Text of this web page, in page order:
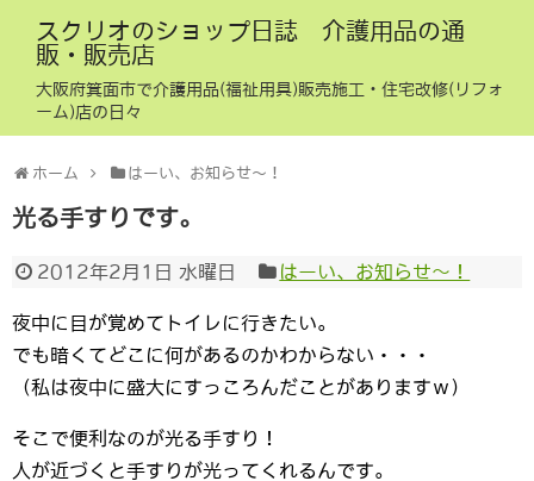
スクリオのショップ日誌 介護用品の通
販・販売店
大阪府箕面市で介護用品(福祉用具)販売施工・住宅改修(リフォ
ーム)店の日々
ホーム はーい、お知らせ〜！
光る手すりです。
2012年2月1日 水曜日 はーい、お知らせ〜！
夜中に目が覚めてトイレに行きたい。
でも暗くてどこに何があるのかわからない・・・
（私は夜中に盛大にすっころんだことがありますｗ）
そこで便利なのが光る手すり！
人が近づくと手すりが光ってくれるんです。